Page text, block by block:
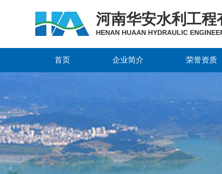
河南华安水利工程
HENAN HUAAN HYDRAULIC
首页 企业简介 荣誉资质